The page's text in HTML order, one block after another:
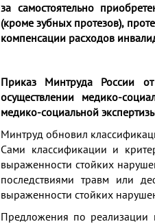
за самостоятельно
(кроме зубных протезов),
компенсации расходов
Приказ Минтруда России
осуществлении медико-
медико-социальной
Минтруд обновил
Сами классификации и
выраженности стойких
последствиями травм или
выраженности стойких
Предложения по реализации